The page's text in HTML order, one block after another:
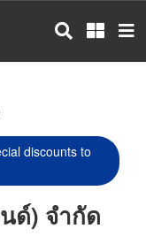
discounts to
ด์) จำกัด